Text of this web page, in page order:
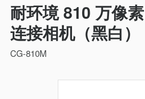
耐环境 810 万像
连接相机（黑白）
CG-810M